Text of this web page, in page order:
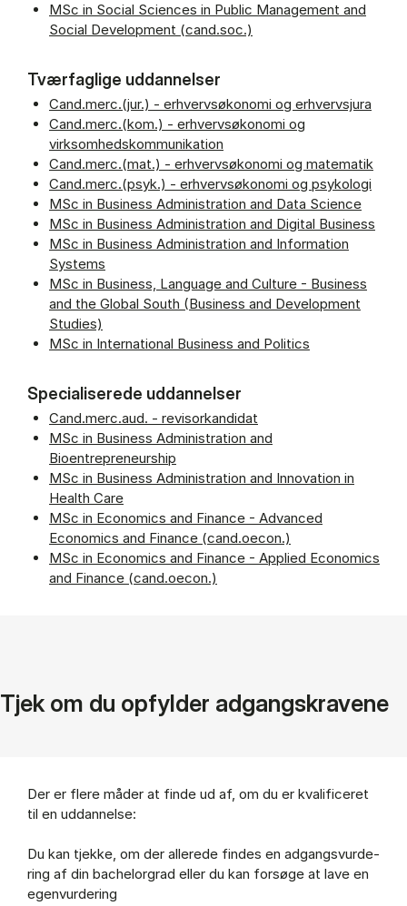
MSc in Social Sciences in Public Management and
Social Development (cand.soc.)
Tværfaglige uddannelser
Cand.merc.(jur.) - erhvervsøkonomi og erhvervsjura
Cand.merc.(kom.) - erhvervsøkonomi og
virksomhedskommunikation
Cand.merc.(mat.) - erhvervsøkonomi og matematik
Cand.merc.(psyk.) - erhvervsøkonomi og psykologi
MSc in Business Administration and Data Science
MSc in Business Administration and Digital Business
MSc in Business Administration and Information
Systems
MSc in Business, Language and Culture - Business
and the Global South (Business and Development
Studies)
MSc in International Business and Politics
Specialiserede uddannelser
Cand.merc.aud. - revisorkandidat
MSc in Business Administration and
Bioentrepreneurship
MSc in Business Administration and Innovation in
Health Care
MSc in Economics and Finance - Advanced
Economics and Finance (cand.oecon.)
MSc in Economics and Finance - Applied Economics
and Finance (cand.oecon.)
Tjek om du op­fylder adgang­skravene
Der er fle­re må­der at fin­de ud af, om du er kva­li­fi­ce­ret
til en ud­dan­nel­se:
Du kan tjek­ke, om der al­le­re­de fin­des en ad­gangs­vur­de­
ring af din ba­chel­or­grad el­ler du kan for­sø­ge at lave en
egen­vur­de­ring